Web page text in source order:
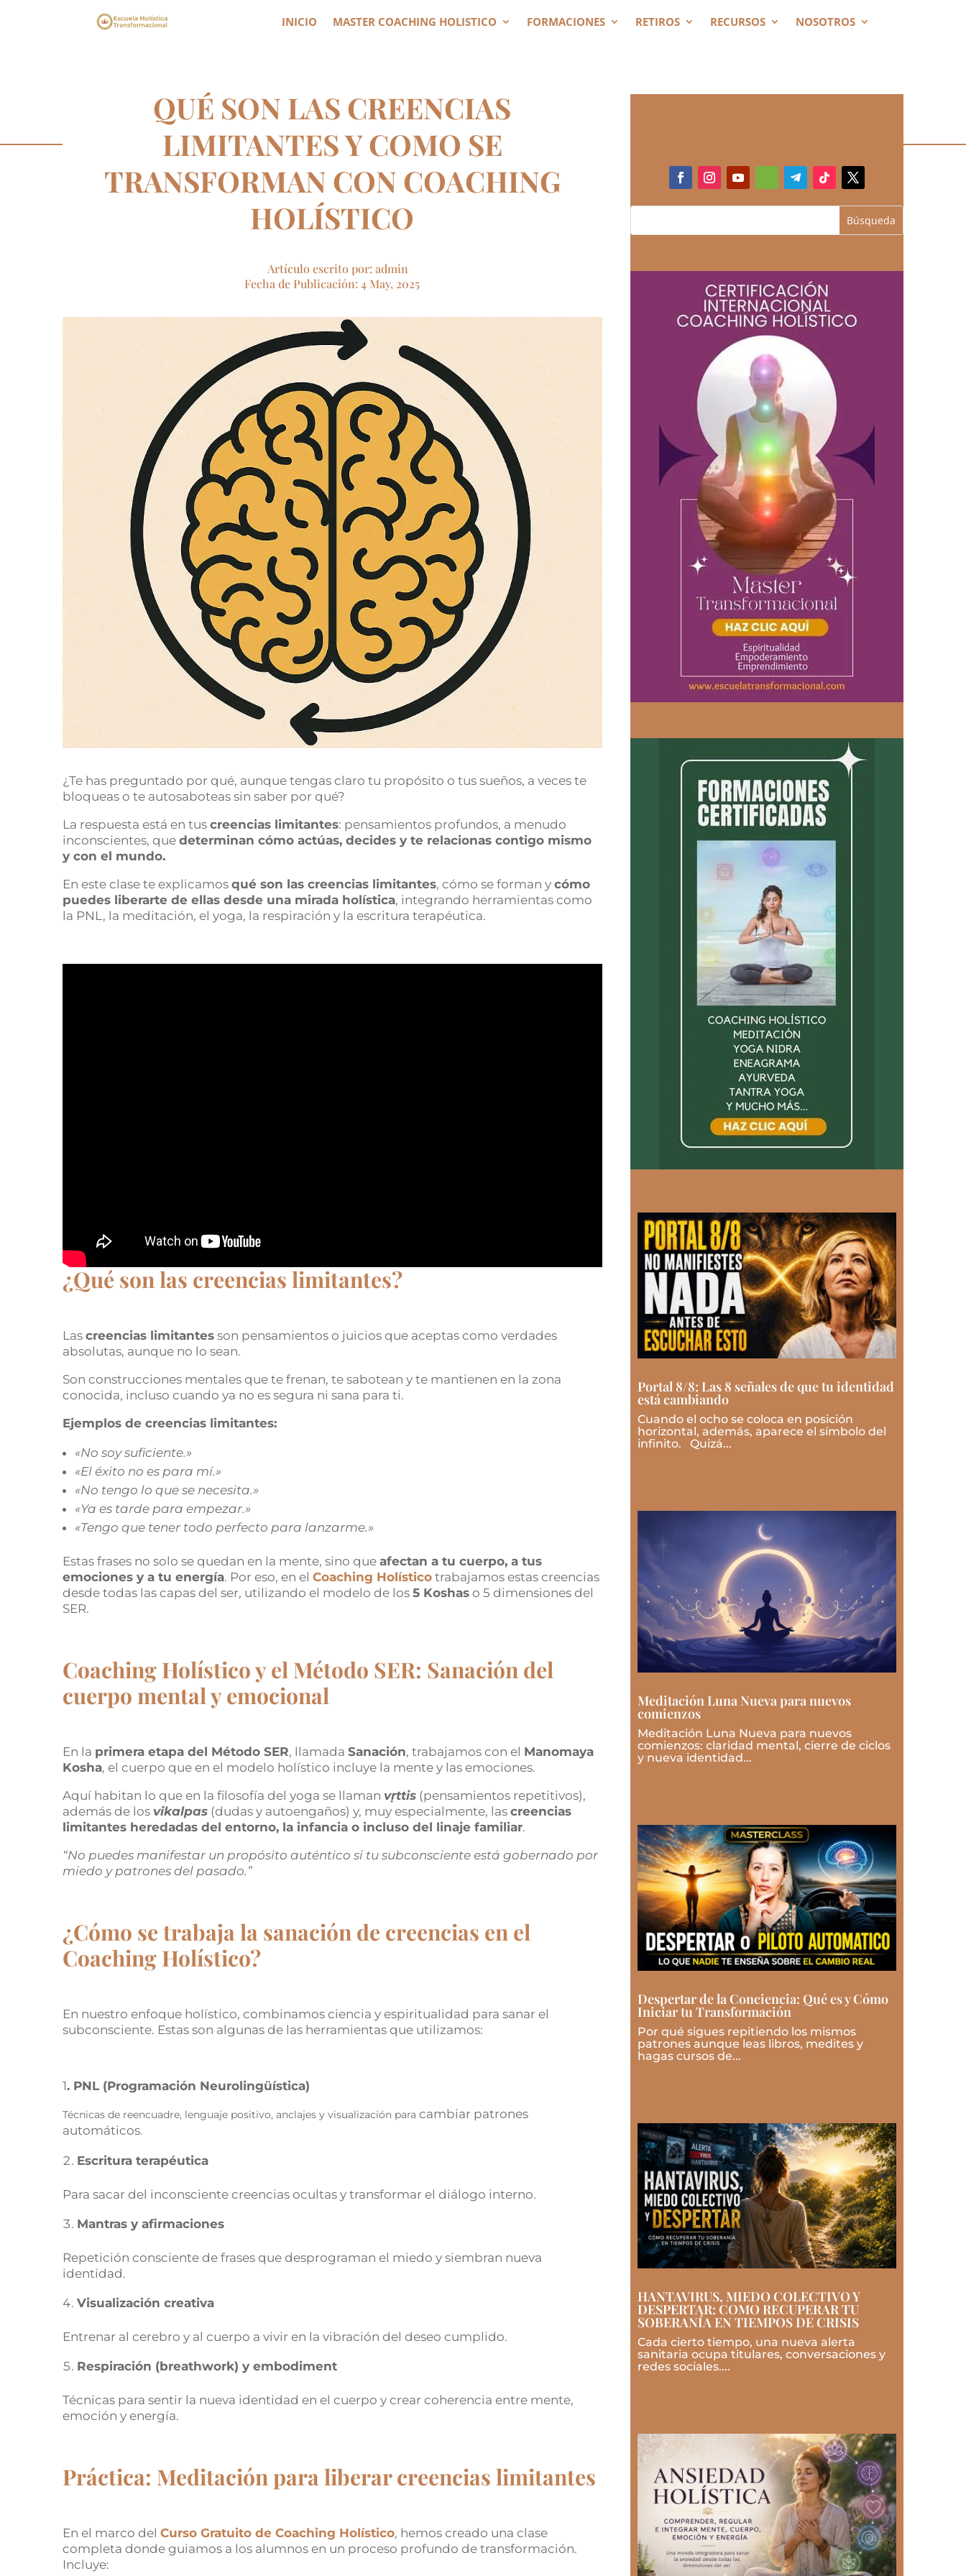
INICIO MASTER COACHING HOLISTICO FORMACIONES RETIROS RECURSOS NOSOTROS
QUÉ SON LAS CREENCIAS
LIMITANTES Y COMO SE
TRANSFORMAN CON COACHING
HOLÍSTICO
Artículo escrito por: admin
Fecha de Publicación: 4 May, 2025
¿Te has preguntado por qué, aunque tengas claro tu propósito o tus sueños, a veces te
bloqueas o te autosaboteas sin saber por qué?
La respuesta está en tus creencias limitantes: pensamientos profundos, a menudo
inconscientes, que determinan cómo actúas, decides y te relacionas contigo mismo
y con el mundo.
En este clase te explicamos qué son las creencias limitantes, cómo se forman y cómo
puedes liberarte de ellas desde una mirada holística, integrando herramientas como
la PNL, la meditación, el yoga, la respiración y la escritura terapéutica.
¿Qué son las creencias limitantes?
Las creencias limitantes son pensamientos o juicios que aceptas como verdades
absolutas, aunque no lo sean.
Son construcciones mentales que te frenan, te sabotean y te mantienen en la zona
conocida, incluso cuando ya no es segura ni sana para ti.
Ejemplos de creencias limitantes:
«No soy suficiente.»
«El éxito no es para mí.»
«No tengo lo que se necesita.»
«Ya es tarde para empezar.»
«Tengo que tener todo perfecto para lanzarme.»
Estas frases no solo se quedan en la mente, sino que afectan a tu cuerpo, a tus
emociones y a tu energía. Por eso, en el Coaching Holístico trabajamos estas creencias
desde todas las capas del ser, utilizando el modelo de los 5 Koshas o 5 dimensiones del
SER.
Coaching Holístico y el Método SER: Sanación del
cuerpo mental y emocional
En la primera etapa del Método SER, llamada Sanación, trabajamos con el Manomaya
Kosha, el cuerpo que en el modelo holístico incluye la mente y las emociones.
Aquí habitan lo que en la filosofía del yoga se llaman vṛttis (pensamientos repetitivos),
además de los vikalpas (dudas y autoengaños) y, muy especialmente, las creencias
limitantes heredadas del entorno, la infancia o incluso del linaje familiar.
“No puedes manifestar un propósito auténtico si tu subconsciente está gobernado por
miedo y patrones del pasado.”
¿Cómo se trabaja la sanación de creencias en el
Coaching Holístico?
En nuestro enfoque holístico, combinamos ciencia y espiritualidad para sanar el
subconsciente. Estas son algunas de las herramientas que utilizamos:
1. PNL (Programación Neurolingüística)
Técnicas de reencuadre, lenguaje positivo, anclajes y visualización para cambiar patrones
automáticos.
Escritura terapéutica
Para sacar del inconsciente creencias ocultas y transformar el diálogo interno.
Mantras y afirmaciones
Repetición consciente de frases que desprograman el miedo y siembran nueva
identidad.
Visualización creativa
Entrenar al cerebro y al cuerpo a vivir en la vibración del deseo cumplido.
Respiración (breathwork) y embodiment
Técnicas para sentir la nueva identidad en el cuerpo y crear coherencia entre mente,
emoción y energía.
Práctica: Meditación para liberar creencias limitantes
En el marco del Curso Gratuito de Coaching Holístico, hemos creado una clase
completa donde guiamos a los alumnos en un proceso profundo de transformación.
Incluye:
Portal 8/8: Las 8 señales de que tu identidad
está cambiando
Cuando el ocho se coloca en posición
horizontal, además, aparece el símbolo del
infinito. Quizá...
Meditación Luna Nueva para nuevos
comienzos
Meditación Luna Nueva para nuevos
comienzos: claridad mental, cierre de ciclos
y nueva identidad...
Despertar de la Conciencia: Qué es y Cómo
Iniciar tu Transformación
Por qué sigues repitiendo los mismos
patrones aunque leas libros, medites y
hagas cursos de...
HANTAVIRUS, MIEDO COLECTIVO Y
DESPERTAR: COMO RECUPERAR TU
SOBERANÍA EN TIEMPOS DE CRISIS
Cada cierto tiempo, una nueva alerta
sanitaria ocupa titulares, conversaciones y
redes sociales....